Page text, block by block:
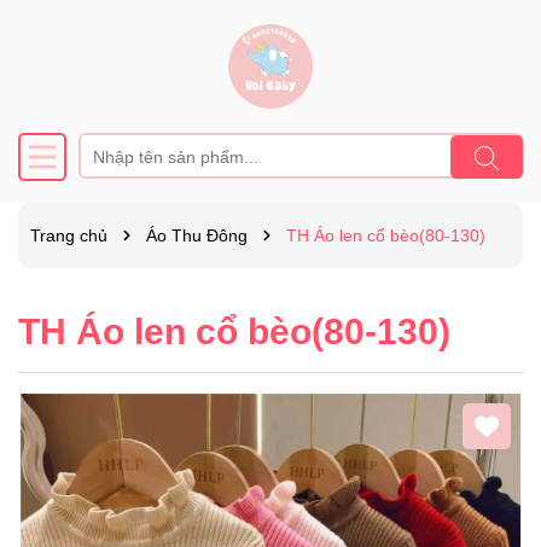
Trang chủ Áo Thu Đông TH Áo len cổ bèo(80-130)
TH Áo len cổ bèo(80-130)